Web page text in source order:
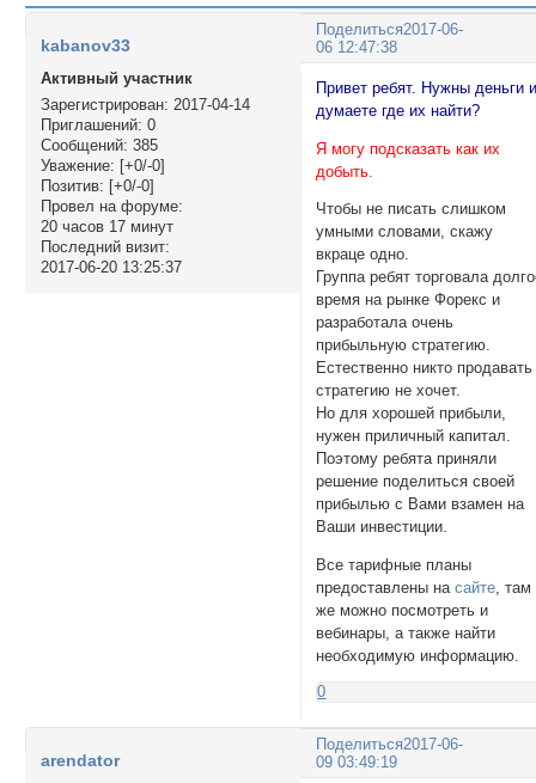
Поделиться2017-06-
06 12:47:38
kabanov33
Активный участник
Зарегистрирован: 2017-04-14
Приглашений: 0
Сообщений: 385
Уважение: [+0/-0]
Позитив: [+0/-0]
Провел на форуме:
20 часов 17 минут
Последний визит:
2017-06-20 13:25:37
Привет ребят. Нужны деньги
думаете где их найти?
Я могу подсказать как их
добыть.
Чтобы не писать слишком
умными словами, скажу
вкраце одно.
Группа ребят торговала
время на рынке Форекс и
разработала очень
прибыльную стратегию.
Естественно никто продавать
стратегию не хочет.
Но для хорошей прибыли,
нужен приличный капитал.
Поэтому ребята приняли
решение поделиться своей
прибылью с Вами взамен на
Ваши инвестиции.
Все тарифные планы
предоставлены насайте, там
же можно посмотреть и
вебинары, а также найти
необходимую информацию.
0
Поделиться2017-06-
09 03:49:19
arendator